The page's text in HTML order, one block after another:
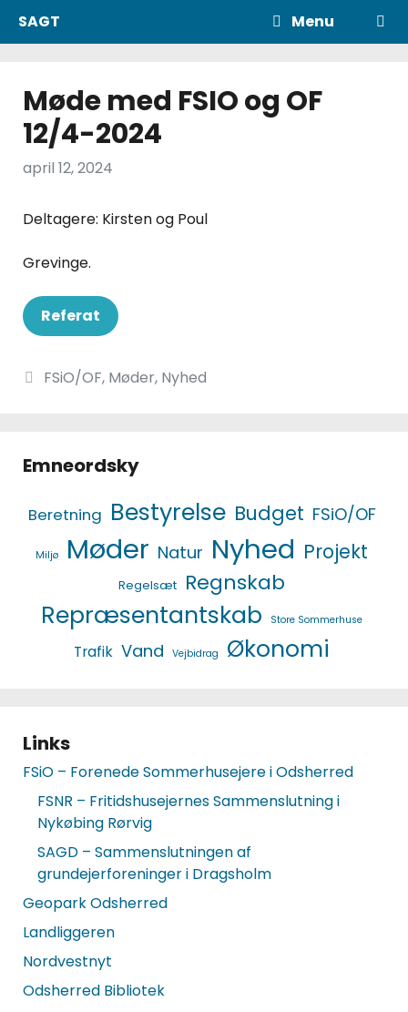
SAGT Menu
Møde med FSIO og OF
12/4-2024
april 12, 2024
Deltagere: Kirsten og Poul
Grevinge.
Referat
Kategorier
FSiO/OF, Møder, Nyhed
Emneordsky
Beretning Bestyrelse Budget FSiO/OF
Miljø Møder Natur Nyhed Projekt
Regelsæt Regnskab
Repræsentantskab Store Sommerhuse
Trafik Vand Vejbidrag Økonomi
Links
FSiO – Forenede Sommerhusejere i Odsherred
FSNR – Fritidshusejernes Sammenslutning i
Nykøbing Rørvig
SAGD – Sammenslutningen af
grundejerforeninger i Dragsholm
Geopark Odsherred
Landliggeren
Nordvestnyt
Odsherred Bibliotek